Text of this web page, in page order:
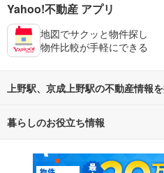
Yahoo!不動産 アプリ
地図でサクッと物件探し
物件比較が手軽にできる
上野駅、京成上野駅の不動産情報
不動産・住宅
新築マンション
暮らしのお役立ち情報
マンションカタログ